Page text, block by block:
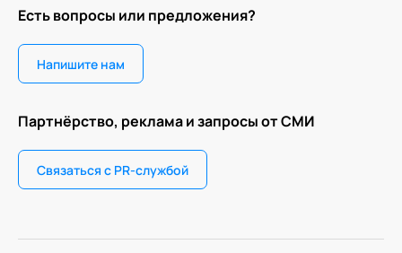
Есть вопросы или предложения?
Напишите нам
Партнёрство, реклама и запросы от СМИ
Связаться с PR-службой